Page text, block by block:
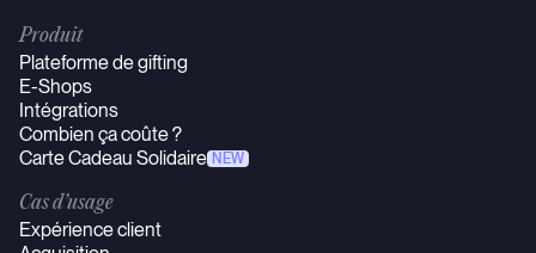
Produit
Plateforme de gifting
E-Shops
Intégrations
Combien ça coûte ?
Carte Cadeau Solidaire NEW
Cas d’usage
Expérience client